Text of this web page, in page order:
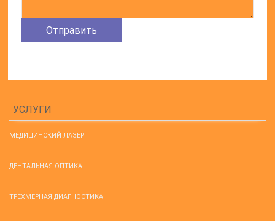
УСЛУГИ
МЕДИЦИНСКИЙ ЛАЗЕР
ДЕНТАЛЬНАЯ ОПТИКА
ТРЕХМЕРНАЯ ДИАГНОСТИКА